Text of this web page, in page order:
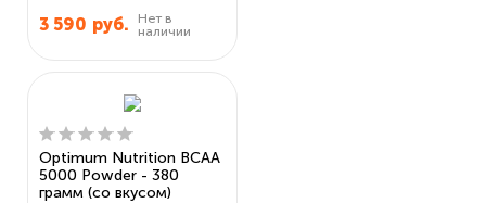
3 590 руб.
Нет в
наличии
Optimum Nutrition BCAA
5000 Powder - 380
грамм (со вкусом)